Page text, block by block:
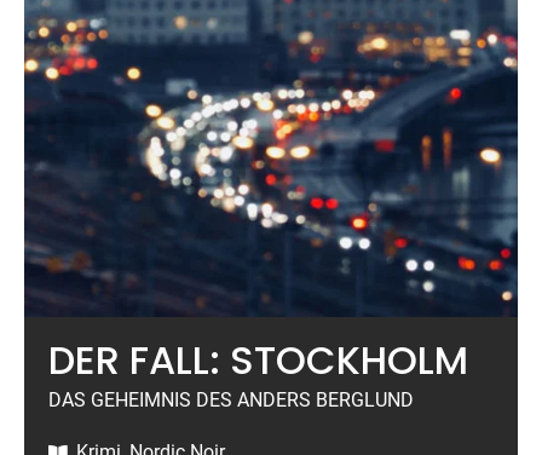
DER FALL: STOCKHOLM
DAS GEHEIMNIS DES ANDERS BERGLUND